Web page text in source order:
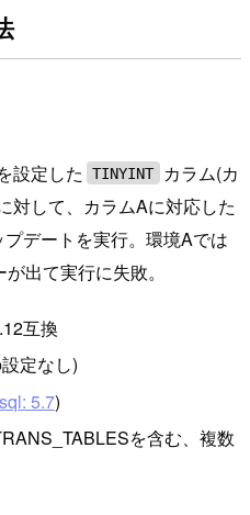
設定した TINYINT
カラム(カ
対して、カラムAに対応した
デートを実行。環境Aでは
出て実行に失敗。
互換
定なし)
5.7)
を含む、複数